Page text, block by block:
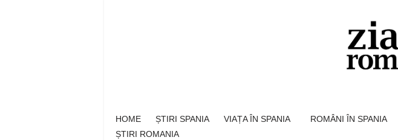
HOME ȘTIRI SPANIA VIAȚA ÎN SPANIA ROMÂNI ÎN SPANIA
ȘTIRI ROMANIA